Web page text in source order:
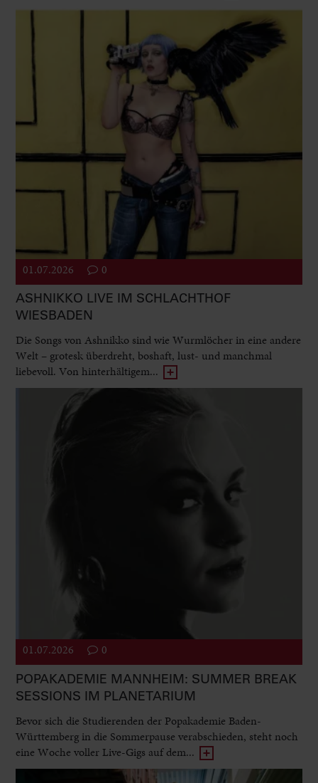
01.07.2026 0
ASHNIKKO LIVE IM SCHLACHTHOF
WIESBADEN
Die Songs von Ashnikko sind wie Wurmlöcher in eine andere
Welt – grotesk überdreht, boshaft, lust- und manchmal
liebevoll. Von hinterhältigem...
01.07.2026 0
POPAKADEMIE MANNHEIM: SUMMER BREAK
SESSIONS IM PLANETARIUM
Bevor sich die Studierenden der Popakademie Baden-
Württemberg in die Sommerpause verabschieden, steht noch
eine Woche voller Live-Gigs auf dem...